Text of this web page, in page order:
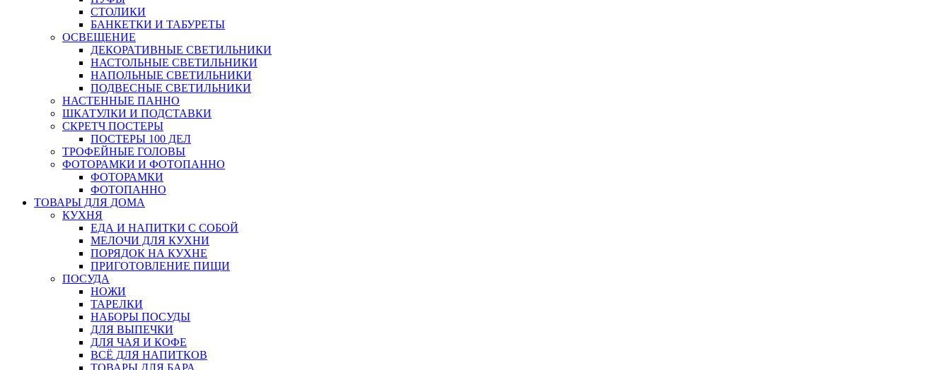
СТОЛИКИ
БАНКЕТКИ И ТАБУРЕТЫ
ОСВЕЩЕНИЕ
ДЕКОРАТИВНЫЕ СВЕТИЛЬНИКИ
НАСТОЛЬНЫЕ СВЕТИЛЬНИКИ
НАПОЛЬНЫЕ СВЕТИЛЬНИКИ
ПОДВЕСНЫЕ СВЕТИЛЬНИКИ
НАСТЕННЫЕ ПАННО
ШКАТУЛКИ И ПОДСТАВКИ
СКРЕТЧ ПОСТЕРЫ
ПОСТЕРЫ 100 ДЕЛ
ТРОФЕЙНЫЕ ГОЛОВЫ
ФОТОРАМКИ И ФОТОПАННО
ФОТОРАМКИ
ФОТОПАННО
ТОВАРЫ ДЛЯ ДОМА
КУХНЯ
ЕДА И НАПИТКИ С СОБОЙ
МЕЛОЧИ ДЛЯ КУХНИ
ПОРЯДОК НА КУХНЕ
ПРИГОТОВЛЕНИЕ ПИЩИ
ПОСУДА
НОЖИ
ТАРЕЛКИ
НАБОРЫ ПОСУДЫ
ДЛЯ ВЫПЕЧКИ
ДЛЯ ЧАЯ И КОФЕ
ВСЁ ДЛЯ НАПИТКОВ
ТОВАРЫ ДЛЯ БАРА